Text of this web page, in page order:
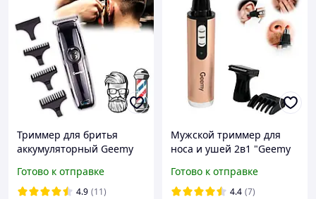
Триммер для бритья
аккумуляторный Geemy
бороды, мужская
электробритва для лица
Готово к отправке
4.9 (11)
Мужской триммер для
носа и ушей 2в1 "Geemy
машинка для бороды 3W
(трімер для бриття) (NS)
Готово к отправке
4.4 (7)